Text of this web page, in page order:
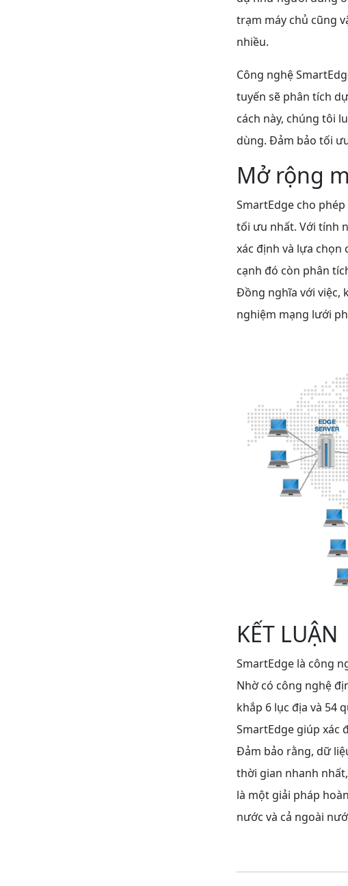
trạm máy chủ cũng
nhiều.
Công nghệ
tuyến sẽ phân tích
cách này, chúng tôi
dùng. Đảm bảo tối
Mở rộng
SmartEdge cho
tối ưu nhất. Với tính
xác định và lựa chọn
cạnh đó còn phân
Đồng nghĩa với việc,
nghiệm mạng lưới
KẾT LUẬN
SmartEdge là công
Nhờ có công nghệ
khắp 6 lục địa và 54
SmartEdge giúp xác
Đảm bảo rằng, dữ
thời gian nhanh
là một giải pháp
nước và cả ngoài